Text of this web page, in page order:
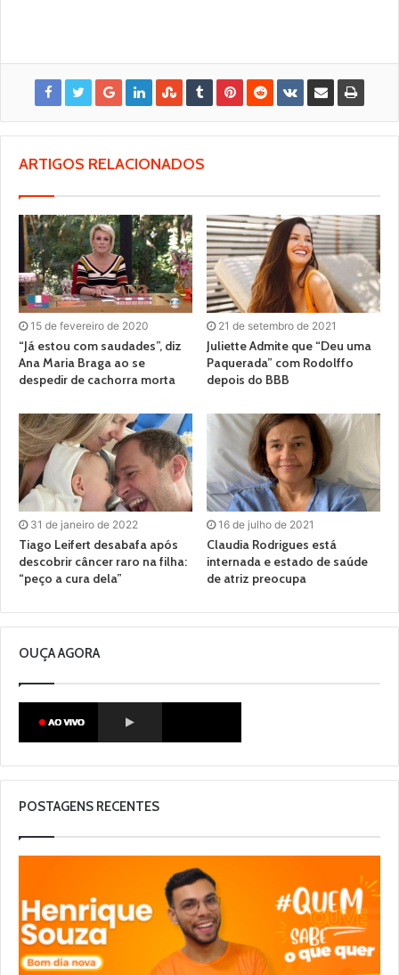
ARTIGOS RELACIONADOS
15 de fevereiro de 2020
“Já estou com saudades”, diz
Ana Maria Braga ao se
despedir de cachorra morta
21 de setembro de 2021
Juliette Admite que “Deu uma
Paquerada” com Rodolffo
depois do BBB
31 de janeiro de 2022
Tiago Leifert desabafa após
descobrir câncer raro na filha:
“peço a cura dela”
16 de julho de 2021
Claudia Rodrigues está
internada e estado de saúde
de atriz preocupa
OUÇA AGORA
POSTAGENS RECENTES